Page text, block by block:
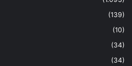
(139)
(10)
(34)
(34)